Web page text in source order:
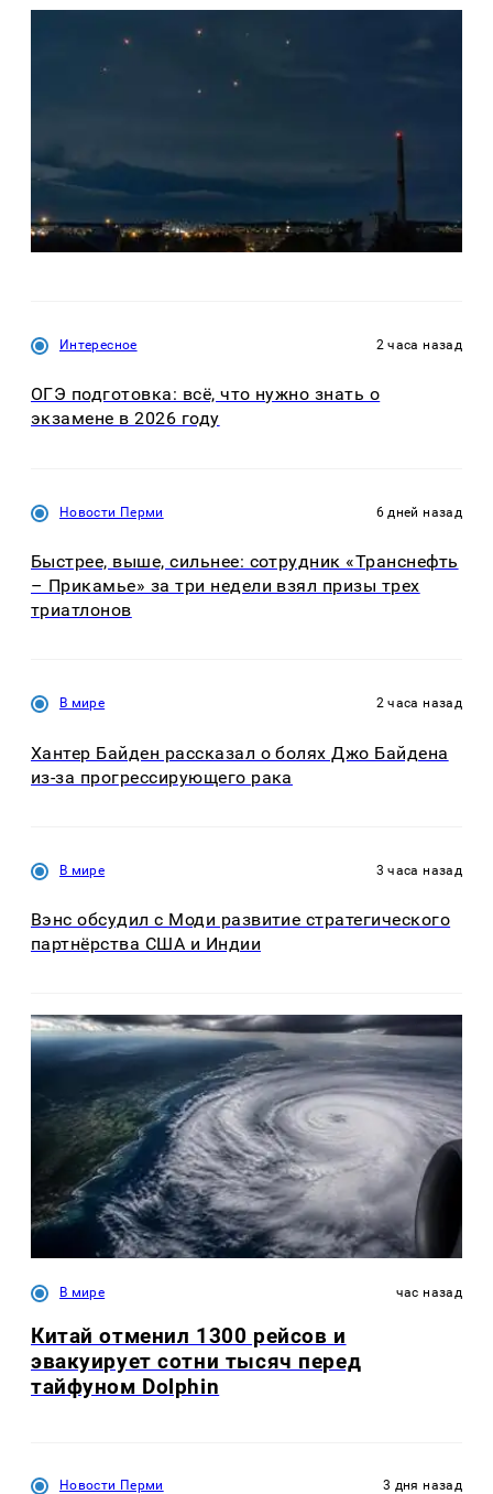
Интересное 2 часа назад
ОГЭ подготовка: всё, что нужно знать о
экзамене в 2026 году
Новости Перми 6 дней назад
Быстрее, выше, сильнее: сотрудник «Транснефть
– Прикамье» за три недели взял призы трех
триатлонов
В мире 2 часа назад
Хантер Байден рассказал о болях Джо Байдена
из-за прогрессирующего рака
В мире 3 часа назад
Вэнс обсудил с Моди развитие стратегического
партнёрства США и Индии
В мире час назад
Китай отменил 1300 рейсов и
эвакуирует сотни тысяч перед
тайфуном Dolphin
Новости Перми 3 дня назад